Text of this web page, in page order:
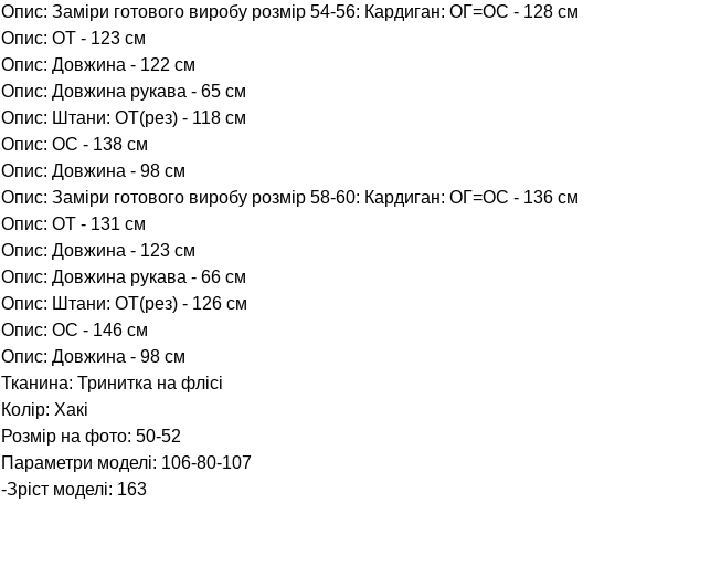
Опис: Заміри готового виробу розмір 54-56: Кардиган: ОГ=ОС - 128 см
Опис: ОТ - 123 см
Опис: Довжина - 122 см
Опис: Довжина рукава - 65 см
Опис: Штани: ОТ(рез) - 118 см
Опис: ОС - 138 см
Опис: Довжина - 98 см
Опис: Заміри готового виробу розмір 58-60: Кардиган: ОГ=ОС - 136 см
Опис: ОТ - 131 см
Опис: Довжина - 123 см
Опис: Довжина рукава - 66 см
Опис: Штани: ОТ(рез) - 126 см
Опис: ОС - 146 см
Опис: Довжина - 98 см
Тканина: Тринитка на флісі
Колір: Хакі
Розмір на фото: 50-52
Параметри моделі: 106-80-107
-Зріст моделі: 163